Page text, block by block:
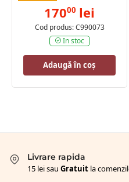
17000 lei
Cod produs: C990073
In stoc
Adaugă în coș
Livrare rapida
15 lei sau Gratuit la